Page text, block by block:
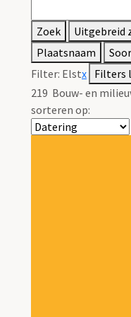
Zoek
Uitgebreid
Plaatsnaam
Filter: Elstx Filters
219 Bouw- en
sorteren op: